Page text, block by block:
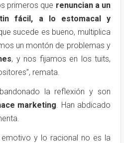
primeros que renuncian a un
fácil, a lo estomacal y
sucede es bueno, multiplica
un montón de problemas y
, y nos fijamos en los tuits,
remata.
la reflexión y son
marketing. Han abdicado
emotivo y lo racional no es la